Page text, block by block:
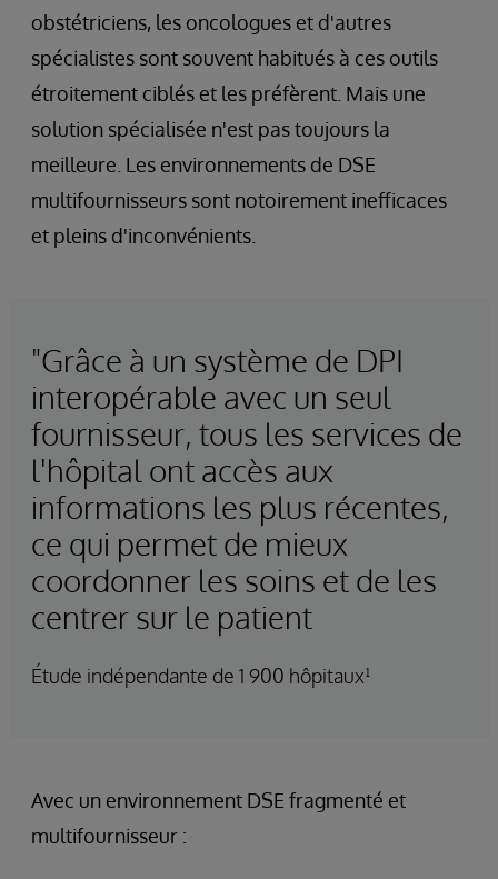
obstétriciens, les oncologues et d'autres
spécialistes sont souvent habitués à ces outils
étroitement ciblés et les préfèrent. Mais une
solution spécialisée n'est pas toujours la
meilleure. Les environnements de DSE
multifournisseurs sont notoirement inefficaces
et pleins d'inconvénients.
"Grâce à un système de DPI
interopérable avec un seul
fournisseur, tous les services de
l'hôpital ont accès aux
informations les plus récentes,
ce qui permet de mieux
coordonner les soins et de les
centrer sur le patient
Étude indépendante de 1 900 hôpitaux¹
Avec un environnement DSE fragmenté et
multifournisseur :